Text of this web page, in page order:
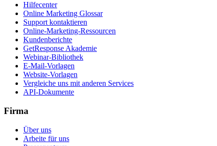
Hilfecenter
Online Marketing Glossar
Support kontaktieren
Online-Marketing-Ressourcen
Kundenberichte
GetResponse Akademie
Webinar-Bibliothek
E-Mail-Vorlagen
Website-Vorlagen
Vergleiche uns mit anderen Services
API-Dokumente
Firma
Über uns
Arbeite für uns